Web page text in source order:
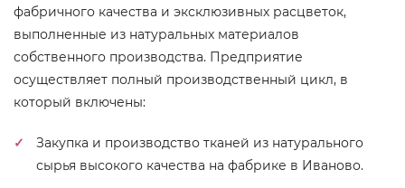
фабричного качества и эксклюзивных расцветок,
выполненные из натуральных материалов
собственного производства. Предприятие
осуществляет полный производственный цикл, в
который включены:
Закупка и производство тканей из натурального
сырья высокого качества на фабрике в Иваново.